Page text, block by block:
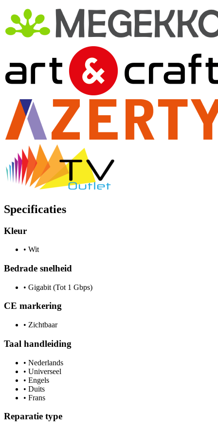
Specificaties
Kleur
• Wit
Bedrade snelheid
• Gigabit (Tot 1 Gbps)
CE markering
• Zichtbaar
Taal handleiding
• Nederlands
• Universeel
• Engels
• Duits
• Frans
Reparatie type